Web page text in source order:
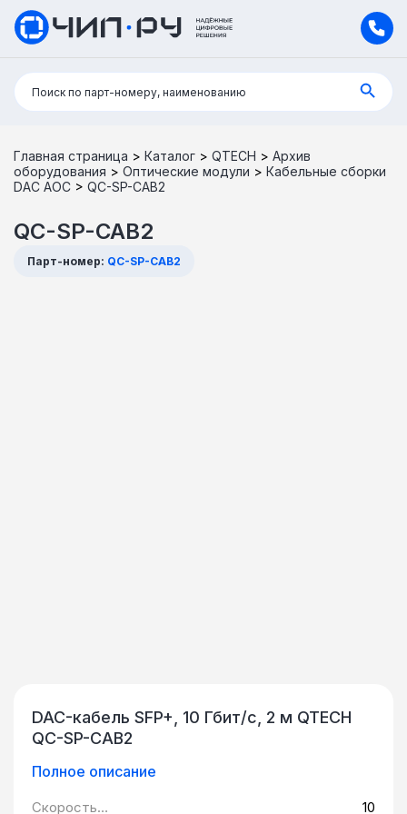
Поиск:
Поиск по парт-номеру, наименованию
Главная страница > Каталог > QTECH > Архив
оборудования > Оптические модули > Кабельные сборки
DAC AOC > QC-SP-CAB2
QC-SP-CAB2
Парт-номер: QC-SP-CAB2
DAC-кабель SFP+, 10 Гбит/c, 2 м QTECH
QC-SP-CAB2
Полное описание
Скорость 10